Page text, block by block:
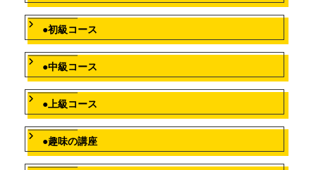
●初級コース
●中級コース
●上級コース
●趣味の講座